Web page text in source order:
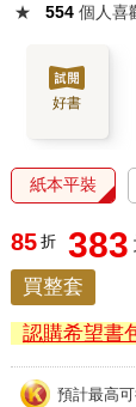
★
554 個人喜
好書
紙本平裝
85 折 383
買整套
認購希望書
預計最高